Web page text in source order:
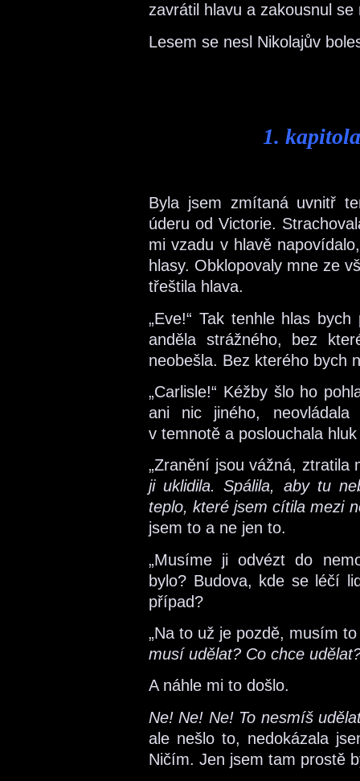
zavrátil hlavu a zakousnul se
Lesem se nesl Nikolajův
1.
Byla jsem zmítaná uvnitř
úderu od Victorie.
mi vzadu v hlavě
hlasy. Obklopovaly mne ze
třeštila hlava.
„Eve!“ Tak tenhle hlas
anděla strážného, bez
neobešla. Bez kterého bych
„Carlisle!“ Kéžby šlo ho
ani nic jiného,
v temnotě a poslouchala
„Zranění jsou vážná, ztratila
ji uklidila. Spálila, aby tu
teplo, které jsem cítila mezi
jsem to a ne jen to.
„Musíme ji odvézt do
bylo? Budova, kde se léčí
případ?
„Na to už je pozdě, musím
musí udělat? Co chce
A náhle mi to došlo.
Ne! Ne! Ne! To nesmíš
ale nešlo to, nedokázala
Ničím. Jen jsem tam prostě